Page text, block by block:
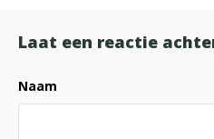
Laat een reactie
Naam